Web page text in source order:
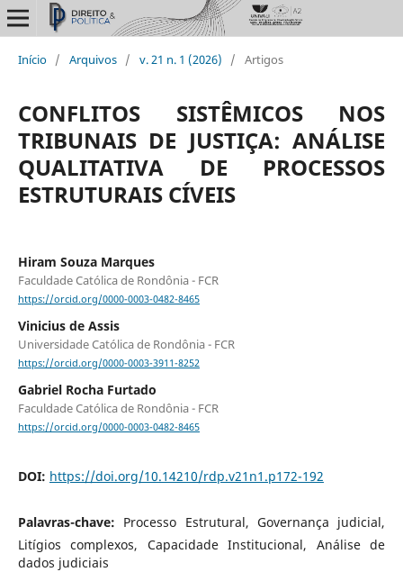
Início / Arquivos / v. 21 n. 1 (2026) / Artigos
CONFLITOS SISTÊMICOS NOS
TRIBUNAIS DE JUSTIÇA: ANÁLISE
QUALITATIVA DE PROCESSOS
ESTRUTURAIS CÍVEIS
Hiram Souza Marques
Faculdade Católica de Rondônia - FCR
https://orcid.org/0000-0003-0482-8465
Vinicius de Assis
Universidade Católica de Rondônia - FCR
https://orcid.org/0000-0003-3911-8252
Gabriel Rocha Furtado
Faculdade Católica de Rondônia - FCR
https://orcid.org/0000-0003-0482-8465
DOI: https://doi.org/10.14210/rdp.v21n1.p172-192
Palavras-chave: Processo Estrutural, Governança judicial,
Litígios complexos, Capacidade Institucional, Análise de
dados judiciais